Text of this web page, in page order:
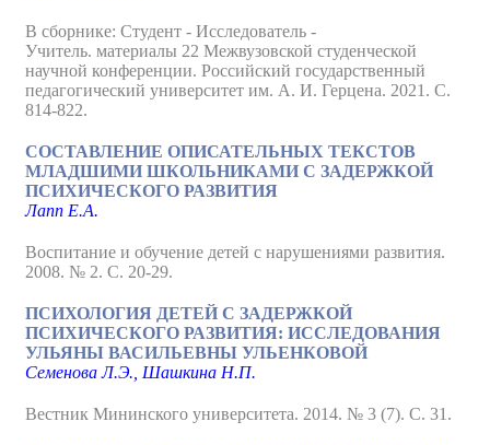
В сборнике: Студент - Исследователь -
Учитель. материалы 22 Межвузовской студенческой
научной конференции. Российский государственный
педагогический университет им. А. И. Герцена. 2021. С.
814-822.
СОСТАВЛЕНИЕ ОПИСАТЕЛЬНЫХ ТЕКСТОВ
МЛАДШИМИ ШКОЛЬНИКАМИ С ЗАДЕРЖКОЙ
ПСИХИЧЕСКОГО РАЗВИТИЯ
Лапп Е.А.
Воспитание и обучение детей с нарушениями развития.
2008. № 2. С. 20-29.
ПСИХОЛОГИЯ ДЕТЕЙ С ЗАДЕРЖКОЙ
ПСИХИЧЕСКОГО РАЗВИТИЯ: ИССЛЕДОВАНИЯ
УЛЬЯНЫ ВАСИЛЬЕВНЫ УЛЬЕНКОВОЙ
Семенова Л.Э., Шашкина Н.П.
Вестник Мининского университета. 2014. № 3 (7). С. 31.